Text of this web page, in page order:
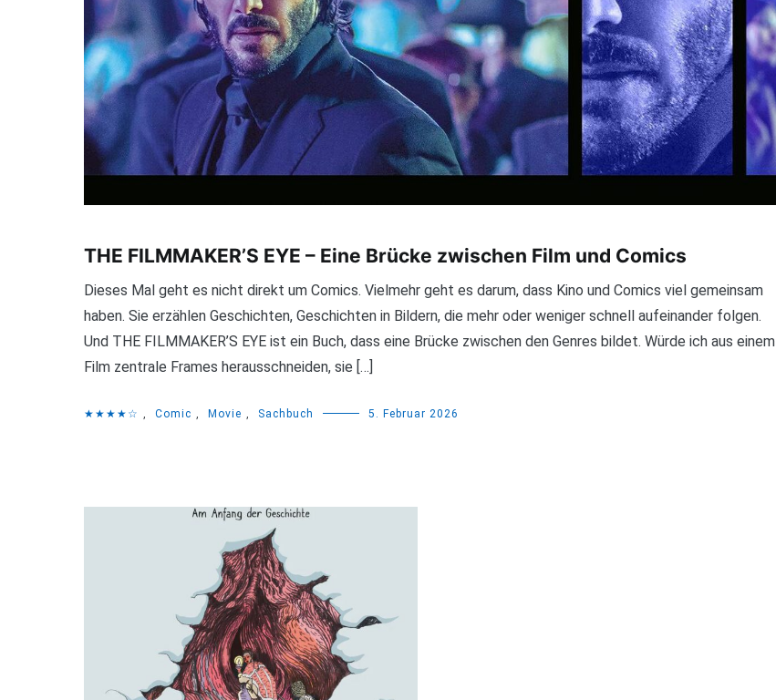
THE FILMMAKER’S EYE – Eine Brücke zwischen Film und Comics
Dieses Mal geht es nicht direkt um Comics. Vielmehr geht es darum, dass Kino und Comics viel gemeinsam
haben. Sie erzählen Geschichten, Geschichten in Bildern, die mehr oder weniger schnell aufeinander folgen.
Und THE FILMMAKER’S EYE ist ein Buch, dass eine Brücke zwischen den Genres bildet. Würde ich aus einem
Film zentrale Frames herausschneiden, sie […]
★★★★☆ , Comic , Movie , Sachbuch 5. Februar 2026